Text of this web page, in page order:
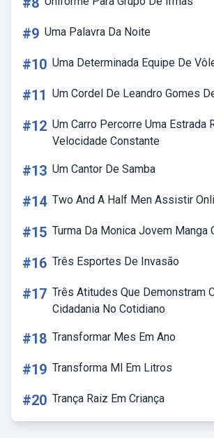
#9 Uma Palavra Da Noite
#10 Uma Determinada Equipe De
#11 Um Cordel De Leandro Gomes
#12 Um Carro Percorre Uma Estrada
Velocidade Constante
#13 Um Cantor De Samba
#14 Two And A Half Men Assistir
#15 Turma Da Monica Jovem Manga
#16 Três Esportes De Invasão
#17 Três Atitudes Que Demonstram
Cidadania No Cotidiano
#18 Transformar Mes Em Ano
#19 Transforma Ml Em Litros
#20 Trança Raiz Em Criança